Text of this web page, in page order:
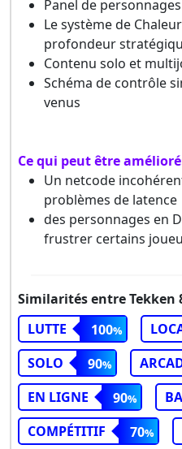
Panel de
Le système de
profondeur
Contenu solo et
Schéma de contrôle
venus
Ce qui peut être
Un netcode
problèmes de latence
des personnages en
frustrer certains
Similarités entre Tekken
LUTTE
100
SOLO
90
EN LIGNE
90
COMPÉTITIF
70